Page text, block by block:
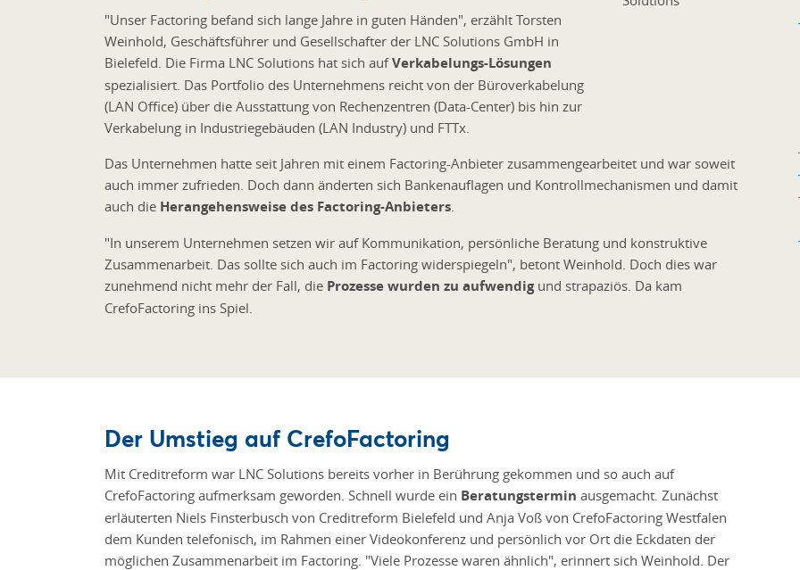
"Unser Factoring befand sich lange Jahre in guten Händen", erzählt Torsten
Weinhold, Geschäftsführer und Gesellschafter der LNC Solutions GmbH in
Bielefeld. Die Firma LNC Solutions hat sich aufVerkabelungs-Lösungen
spezialisiert. Das Portfolio des Unternehmens reicht von der Büroverkabelung
(LAN Office) über die Ausstattung von Rechenzentren (Data-Center) bis hin zur
Verkabelung in Industriegebäuden (LAN Industry) und FTTx.
Das Unternehmen hatte seit Jahren mit einem Factoring-Anbieter zusammengearbeitet und war soweit
auch immer zufrieden. Doch dann änderten sich Bankenauflagen und Kontrollmechanismen und damit
auch die Herangehensweise des Factoring-Anbieters.
"In unserem Unternehmen setzen wir auf Kommunikation, persönliche Beratung und konstruktive
Zusammenarbeit. Das sollte sich auch im Factoring widerspiegeln", betont Weinhold. Doch dies war
zunehmend nicht mehr der Fall, die Prozesse wurden zu aufwendigund strapaziös. Da kam
CrefoFactoring ins Spiel.
Der Umstieg auf CrefoFactoring
Mit Creditreform war LNC Solutions bereits vorher in Berührung gekommen und so auch auf
CrefoFactoring aufmerksam geworden. Schnell wurde ein Beratungstermin ausgemacht. Zunächst
erläuterten Niels Finsterbusch von Creditreform Bielefeld und Anja Voß von CrefoFactoring Westfalen
dem Kunden telefonisch, im Rahmen einer Videokonferenz und persönlich vor Ort die Eckdaten der
möglichen Zusammenarbeit im Factoring. "Viele Prozesse waren ähnlich", erinnert sich Weinhold. Der